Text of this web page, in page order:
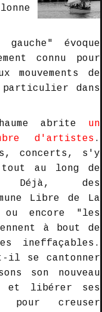
gauche" évoque
connu pour
mouvements de
particulier dans
abrite un
d'artistes .
concerts, s'y
tout au long de
Déjà, des
Libre de La
ou encore "les
à bout de
ineffaçables.
il se cantonner
son nouveau
et libérer ses
pour creuser